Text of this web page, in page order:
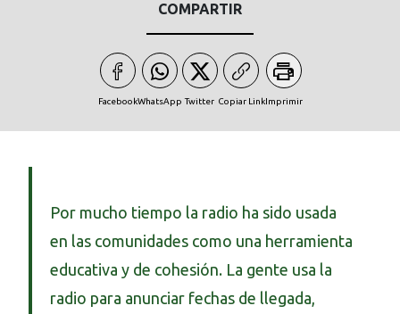
COMPARTIR
FacebookWhatsApp Twitter Copiar LinkImprimir
Por mucho tiempo la radio ha sido usada
en las comunidades como una herramienta
educativa y de cohesión. La gente usa la
radio para anunciar fechas de llegada,